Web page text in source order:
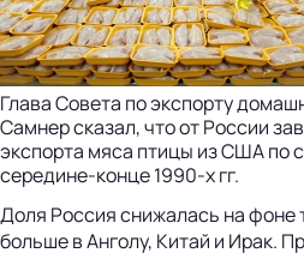
Глава Совета по экспорту
Самнер сказал, что от России
экспорта мяса птицы из США по
середине-конце 1990-х гг.
Доля Россия снижалась на фоне
больше в Анголу, Китай и Ирак.